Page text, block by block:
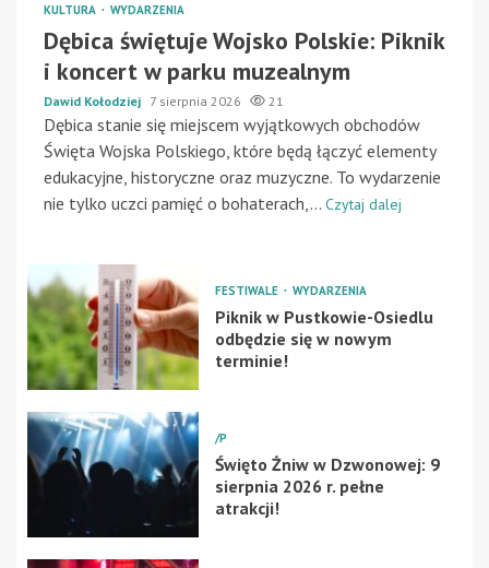
KULTURA WYDARZENIA
Dębica świętuje Wojsko Polskie: Piknik
i koncert w parku muzealnym
Dawid Kołodziej 7 sierpnia 2026 21
Dębica stanie się miejscem wyjątkowych obchodów
Święta Wojska Polskiego, które będą łączyć elementy
edukacyjne, historyczne oraz muzyczne. To wydarzenie
nie tylko uczci pamięć o bohaterach,... Czytaj dalej
FESTIWALE WYDARZENIA
Piknik w Pustkowie-Osiedlu
odbędzie się w nowym
terminie!
/P
Święto Żniw w Dzwonowej: 9
sierpnia 2026 r. pełne
atrakcji!